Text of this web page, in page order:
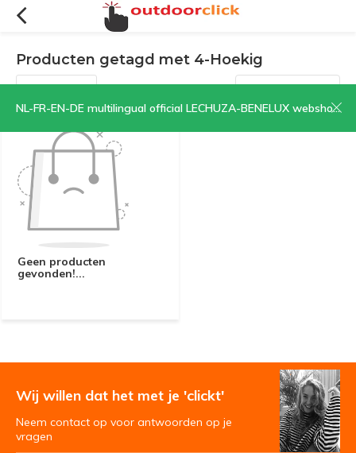
NL-FR-EN-DE multilingual official LECHUZA-BENELUX webshop | CLICK HERE NOW!
Producten getagd met 4-Hoekig
Filters Sorteren op:
Geen producten
gevonden!...
Wij willen dat het met je 'clickt'
Neem contact op voor antwoorden op je
vragen